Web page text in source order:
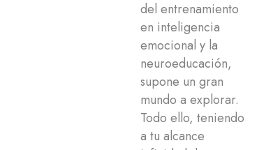
del entrenamiento
en inteligencia
emocional y la
neuroeducación,
supone un gran
mundo a explorar.
Todo ello, teniendo
a tu alcance